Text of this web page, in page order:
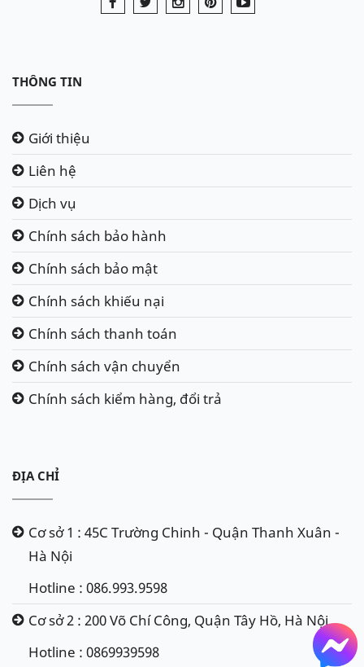
THÔNG TIN
Giới thiệu
Liên hệ
Dịch vụ
Chính sách bảo hành
Chính sách bảo mật
Chính sách khiếu nại
Chính sách thanh toán
Chính sách vận chuyển
Chính sách kiểm hàng, đổi trả
ĐỊA CHỈ
Cơ sở 1 : 45C Trường Chinh - Quận Thanh Xuân -
Hà Nội
Hotline : 086.993.9598
Cơ sở 2 : 200 Võ Chí Công, Quận Tây Hồ, Hà Nội
Hotline : 0869939598